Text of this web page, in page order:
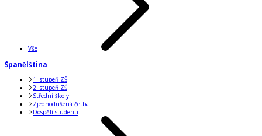
Vše
Španělština
1. stupeň ZŠ
2. stupeň ZŠ
Střední školy
Zjednodušená četba
Dospělí studenti